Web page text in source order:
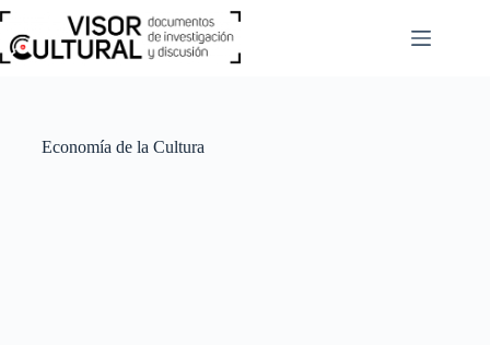
Saltar
al
contenido
Economía de la Cultura